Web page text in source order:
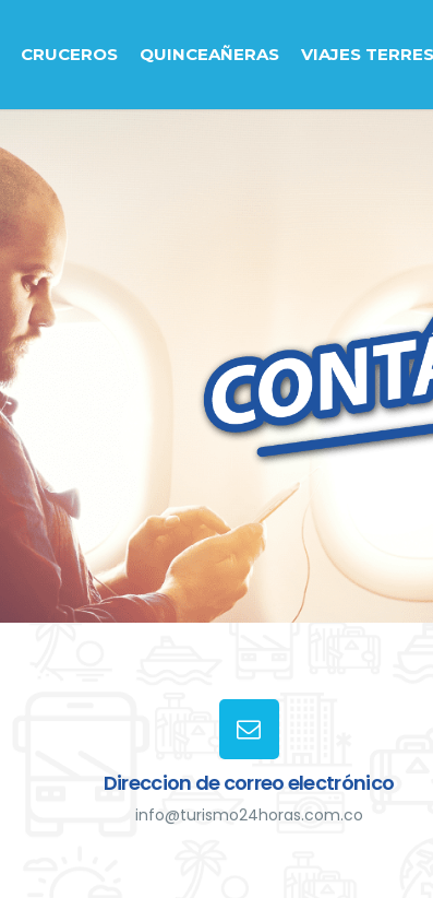
CRUCEROS QUINCEAÑERAS VIAJES
Direccion de correo electrónico
info@turismo24horas.com.co